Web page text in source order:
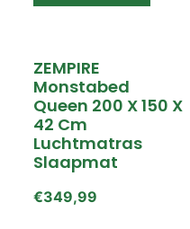
ZEMPIRE
Monstabed
Queen 200 X 150 X
42 Cm
Luchtmatras
Slaapmat
€349,99